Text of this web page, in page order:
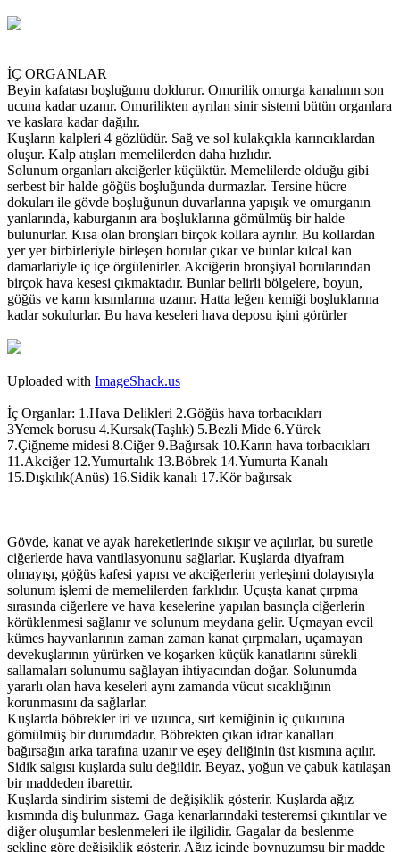
İÇ ORGANLAR
Beyin kafatası boşluğunu doldurur. Omurilik omurga kanalının son
ucuna kadar uzanır. Omurilikten ayrılan sinir sistemi bütün organlara
ve kaslara kadar dağılır.
Kuşların kalpleri 4 gözlüdür. Sağ ve sol kulakçıkla karıncıklardan
oluşur. Kalp atışları memelilerden daha hızlıdır.
Solunum organları akciğerler küçüktür. Memelilerde olduğu gibi
serbest bir halde göğüs boşluğunda durmazlar. Tersine hücre
dokuları ile gövde boşluğunun duvarlarına yapışık ve omurganın
yanlarında, kaburganın ara boşluklarına gömülmüş bir halde
bulunurlar. Kısa olan bronşları birçok kollara ayrılır. Bu kollardan
yer yer birbirleriyle birleşen borular çıkar ve bunlar kılcal kan
damarlariyle iç içe örgülenirler. Akciğerin bronşiyal borularından
birçok hava kesesi çıkmaktadır. Bunlar belirli bölgelere, boyun,
göğüs ve karın kısımlarına uzanır. Hatta leğen kemiği boşluklarına
kadar sokulurlar. Bu hava keseleri hava deposu işini görürler
Uploaded with ImageShack.us
İç Organlar: 1.Hava Delikleri 2.Göğüs hava torbacıkları
3Yemek borusu 4.Kursak(Taşlık) 5.Bezli Mide 6.Yürek
7.Çiğneme midesi 8.Ciğer 9.Bağırsak 10.Karın hava torbacıkları
11.Akciğer 12.Yumurtalık 13.Böbrek 14.Yumurta Kanalı
15.Dışkılık(Anüs) 16.Sidik kanalı 17.Kör bağırsak
Gövde, kanat ve ayak hareketlerinde sıkışır ve açılırlar, bu suretle
ciğerlerde hava vantilasyonunu sağlarlar. Kuşlarda diyafram
olmayışı, göğüs kafesi yapısı ve akciğerlerin yerleşimi dolayısıyla
solunum işlemi de memelilerden farklıdır. Uçuşta kanat çırpma
sırasında ciğerlere ve hava keselerine yapılan basınçla ciğerlerin
körüklenmesi sağlanır ve solunum meydana gelir. Uçmayan evcil
kümes hayvanlarının zaman zaman kanat çırpmaları, uçamayan
devekuşlarının yürürken ve koşarken küçük kanatlarını sürekli
sallamaları solunumu sağlayan ihtiyacından doğar. Solunumda
yararlı olan hava keseleri aynı zamanda vücut sıcaklığının
korunmasını da sağlarlar.
Kuşlarda böbrekler iri ve uzunca, sırt kemiğinin iç çukuruna
gömülmüş bir durumdadır. Böbrekten çıkan idrar kanalları
bağırsağın arka tarafına uzanır ve eşey deliğinin üst kısmına açılır.
Sidik salgısı kuşlarda sulu değildir. Beyaz, yoğun ve çabuk katılaşan
bir maddeden ibarettir.
Kuşlarda sindirim sistemi de değişiklik gösterir. Kuşlarda ağız
kısmında diş bulunmaz. Gaga kenarlarındaki testeremsi çıkıntılar ve
diğer oluşumlar beslenmeleri ile ilgilidir. Gagalar da beslenme
şekline göre değişiklik gösterir. Ağız içinde boynuzumsu bir madde